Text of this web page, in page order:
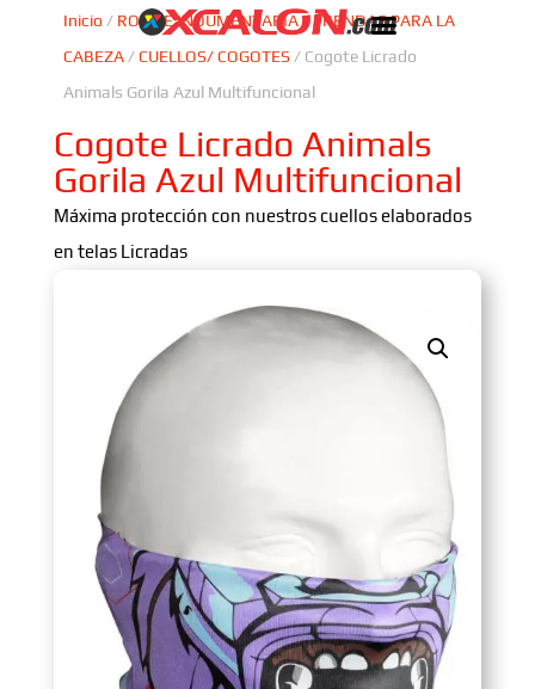
Inicio / ROPA E INDUMENTARIA/PRENDAS PARA LA
CABEZA/CUELLOS/ COGOTES/ Cogote Licrado
Animals Gorila Azul Multifuncional
Cogote Licrado Animals
Gorila Azul Multifuncional
Máxima protección con nuestros cuellos elaborados
en telas Licradas